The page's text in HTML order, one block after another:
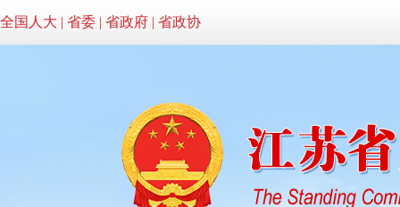
全国人大 | 省委 | 省政府 | 省政协